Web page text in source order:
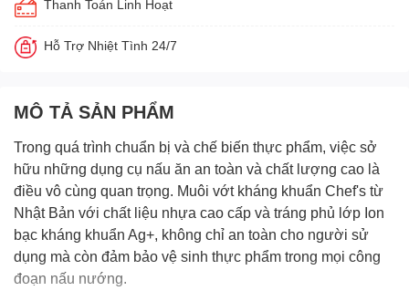
Thanh Toán Linh Hoạt
Hỗ Trợ Nhiệt Tình 24/7
MÔ TẢ SẢN PHẨM
Trong quá trình chuẩn bị và chế biến thực phẩm, việc sở
hữu những dụng cụ nấu ăn an toàn và chất lượng cao là
điều vô cùng quan trọng. Muôi vớt kháng khuẩn Chef's từ
Nhật Bản với chất liệu nhựa cao cấp và tráng phủ lớp Ion
bạc kháng khuẩn Ag+, không chỉ an toàn cho người sử
dụng mà còn đảm bảo vệ sinh thực phẩm trong mọi công
đoạn nấu nướng.